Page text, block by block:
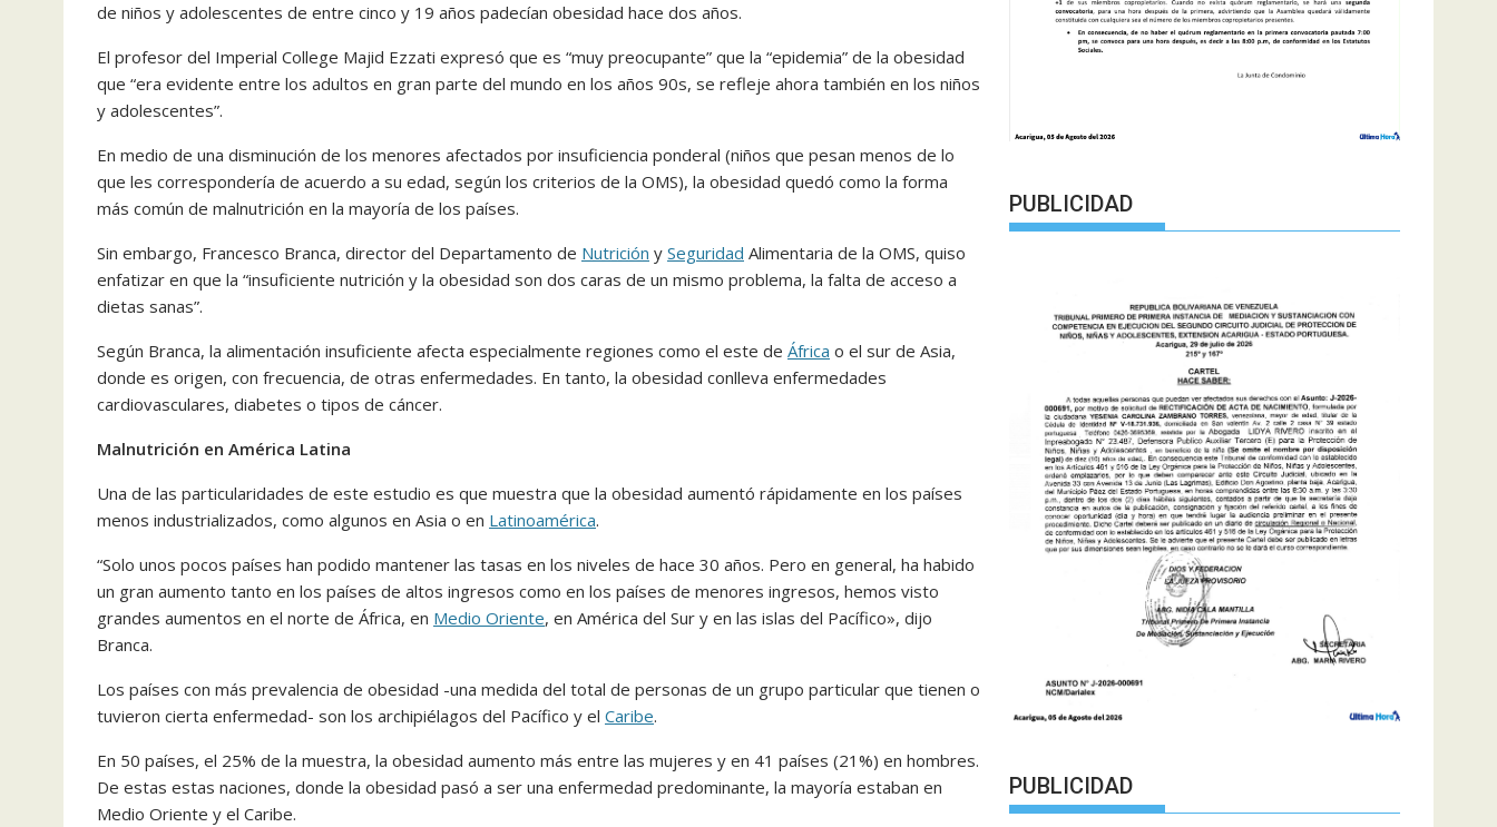
de niños y adolescentes de entre cinco y 19 años padecían obesidad hace dos años.
El profesor del Imperial College Majid Ezzati expresó que es “muy preocupante” que la “epidemia” de la obesidad
que “era evidente entre los adultos en gran parte del mundo en los años 90s, se refleje ahora también en los niños
y adolescentes”.
En medio de una disminución de los menores afectados por insuficiencia ponderal (niños que pesan menos de lo
que les correspondería de acuerdo a su edad, según los criterios de la OMS), la obesidad quedó como la forma
más común de malnutrición en la mayoría de los países.
Sin embargo, Francesco Branca, director del Departamento de Nutrición y Seguridad Alimentaria de la OMS, quiso
enfatizar en que la “insuficiente nutrición y la obesidad son dos caras de un mismo problema, la falta de acceso a
dietas sanas”.
Según Branca, la alimentación insuficiente afecta especialmente regiones como el este de África o el sur de Asia,
donde es origen, con frecuencia, de otras enfermedades. En tanto, la obesidad conlleva enfermedades
cardiovasculares, diabetes o tipos de cáncer.
Malnutrición en América Latina
Una de las particularidades de este estudio es que muestra que la obesidad aumentó rápidamente en los países
menos industrializados, como algunos en Asia o en Latinoamérica.
“Solo unos pocos países han podido mantener las tasas en los niveles de hace 30 años. Pero en general, ha habido
un gran aumento tanto en los países de altos ingresos como en los países de menores ingresos, hemos visto
grandes aumentos en el norte de África, en Medio Oriente, en América del Sur y en las islas del Pacífico», dijo
Branca.
Los países con más prevalencia de obesidad -una medida del total de personas de un grupo particular que tienen o
tuvieron cierta enfermedad- son los archipiélagos del Pacífico y el Caribe.
En 50 países, el 25% de la muestra, la obesidad aumento más entre las mujeres y en 41 países (21%) en hombres.
De estas estas naciones, donde la obesidad pasó a ser una enfermedad predominante, la mayoría estaban en
Medio Oriente y el Caribe.
PUBLICIDAD
PUBLICIDAD